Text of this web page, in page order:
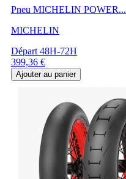
Pneu MICHELIN POWER...
MICHELIN
Départ 48H-72H
Prix
399,36 €
Ajouter au panier